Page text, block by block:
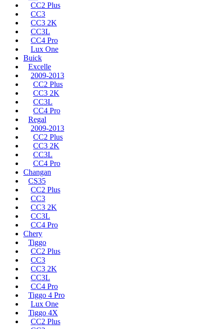
CC2 Plus
CC3
CC3 2K
CC3L
CC4 Pro
Lux One
Buick
Excelle
2009-2013
CC2 Plus
CC3 2K
CC3L
CC4 Pro
Regal
2009-2013
CC2 Plus
CC3 2K
CC3L
CC4 Pro
Changan
CS35
CC2 Plus
CC3
CC3 2K
CC3L
CC4 Pro
Chery
Tiggo
CC2 Plus
CC3
CC3 2K
CC3L
CC4 Pro
Tiggo 4 Pro
Lux One
Tiggo 4X
CC2 Plus